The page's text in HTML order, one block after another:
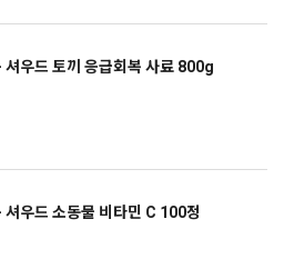
셔우드 토끼 응급회복 사료 800g
우드 소동물 비타민 C 100정